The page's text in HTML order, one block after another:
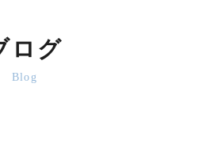
ログ
Blog